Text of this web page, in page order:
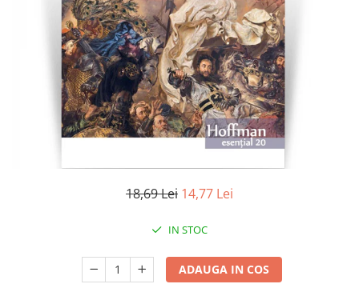
Literatura
Contemporana
Universala
Universala
Publicistica / Reportaje / Interviuri
18,69 Lei 14,77 Lei
IN STOC
ADAUGA IN COS